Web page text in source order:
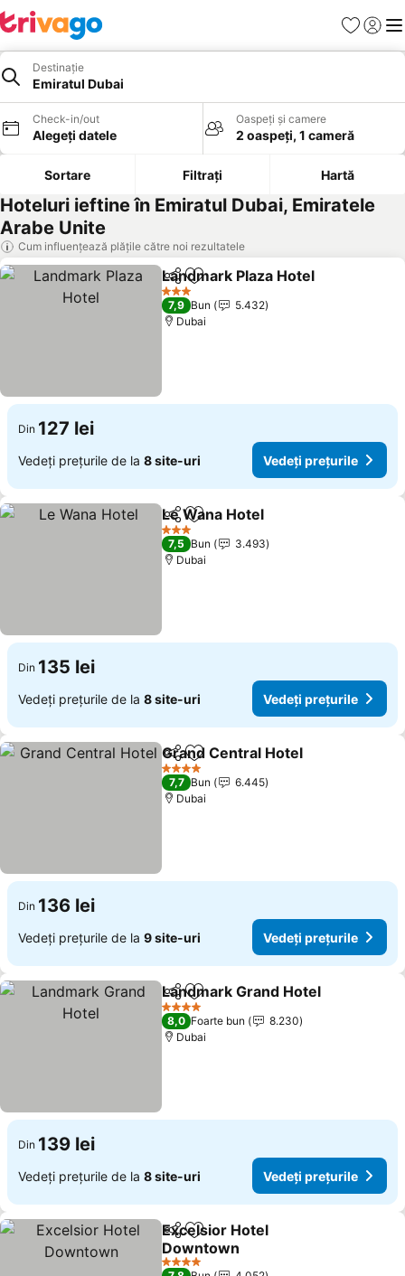
Favorite
Destinație
Emiratul Dubai
Check-in/out
Alegeți datele
Oaspeți și camere
2 oaspeți, 1 cameră
Sortare Filtrați Hartă
Hoteluri ieftine în Emiratul Dubai, Emiratele
Arabe Unite
Cum influențează plățile către noi rezultatele
DistribuițiAdăugaţi la favorite
Landmark Plaza Hotel
3 Stele
7,9 Bun
5.432
Dubai
Din 127 lei
Vedeți prețurile de la 8 site-uri Vedeți prețurile
DistribuițiAdăugaţi la favorite
Le Wana Hotel
3 Stele
7,5 Bun
3.493
Dubai
Din 135 lei
Vedeți prețurile de la 8 site-uri Vedeți prețurile
DistribuițiAdăugaţi la favorite
Grand Central Hotel
4 Stele
7,7 Bun
6.445
Dubai
Din 136 lei
Vedeți prețurile de la 9 site-uri Vedeți prețurile
DistribuițiAdăugaţi la favorite
Landmark Grand Hotel
4 Stele
8,0 Foarte bun
8.230
Dubai
Din 139 lei
Vedeți prețurile de la 8 site-uri Vedeți prețurile
DistribuițiAdăugaţi la favorite
Excelsior Hotel
Downtown
4 Stele